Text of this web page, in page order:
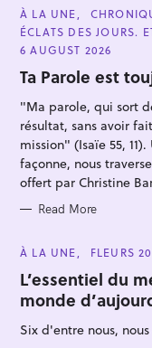
C
A
T
E
G
O
R
E
À LA UNE
ÉCLATS DES JOURS.
6 AUGUST 2026
Ta Parole est
"Ma parole, qui sort
résultat, sans avoir
mission" (Isaïe 55,
façonne, nous
offert par Christine
Read More
C
T
E
G
O
R
I
À LA UNE FLEURS
L’essentiel du
monde
Six d'entre nous,
e
a
r
c
h
f
o
r
: